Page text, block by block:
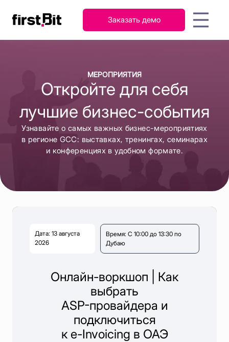
Бухгалтерский
учет и налоги
Запасы
и
склад
Продажи
Закупки и
быстрому освоению FirstBit
ERP
Узнать подробнее
Все возможности
Новости
компании
Контакты
عربي
Заказать демо
МЕРОПРИЯТИЯ
Откройте для себя
лучшие бизнес-события
Узнавайте о самых важных бизнес-мероприятиях
в регионе GCC: выставках, тренингах, семинарах
и конференциях в удобном формате.
Дата: 13 августа
2026
Время: С 10:00 до 13:30 по
Дубаю
Онлайн-воркшоп | Как
выбрать
ASP-провайдера и
подключиться
к e-Invoicing в ОАЭ